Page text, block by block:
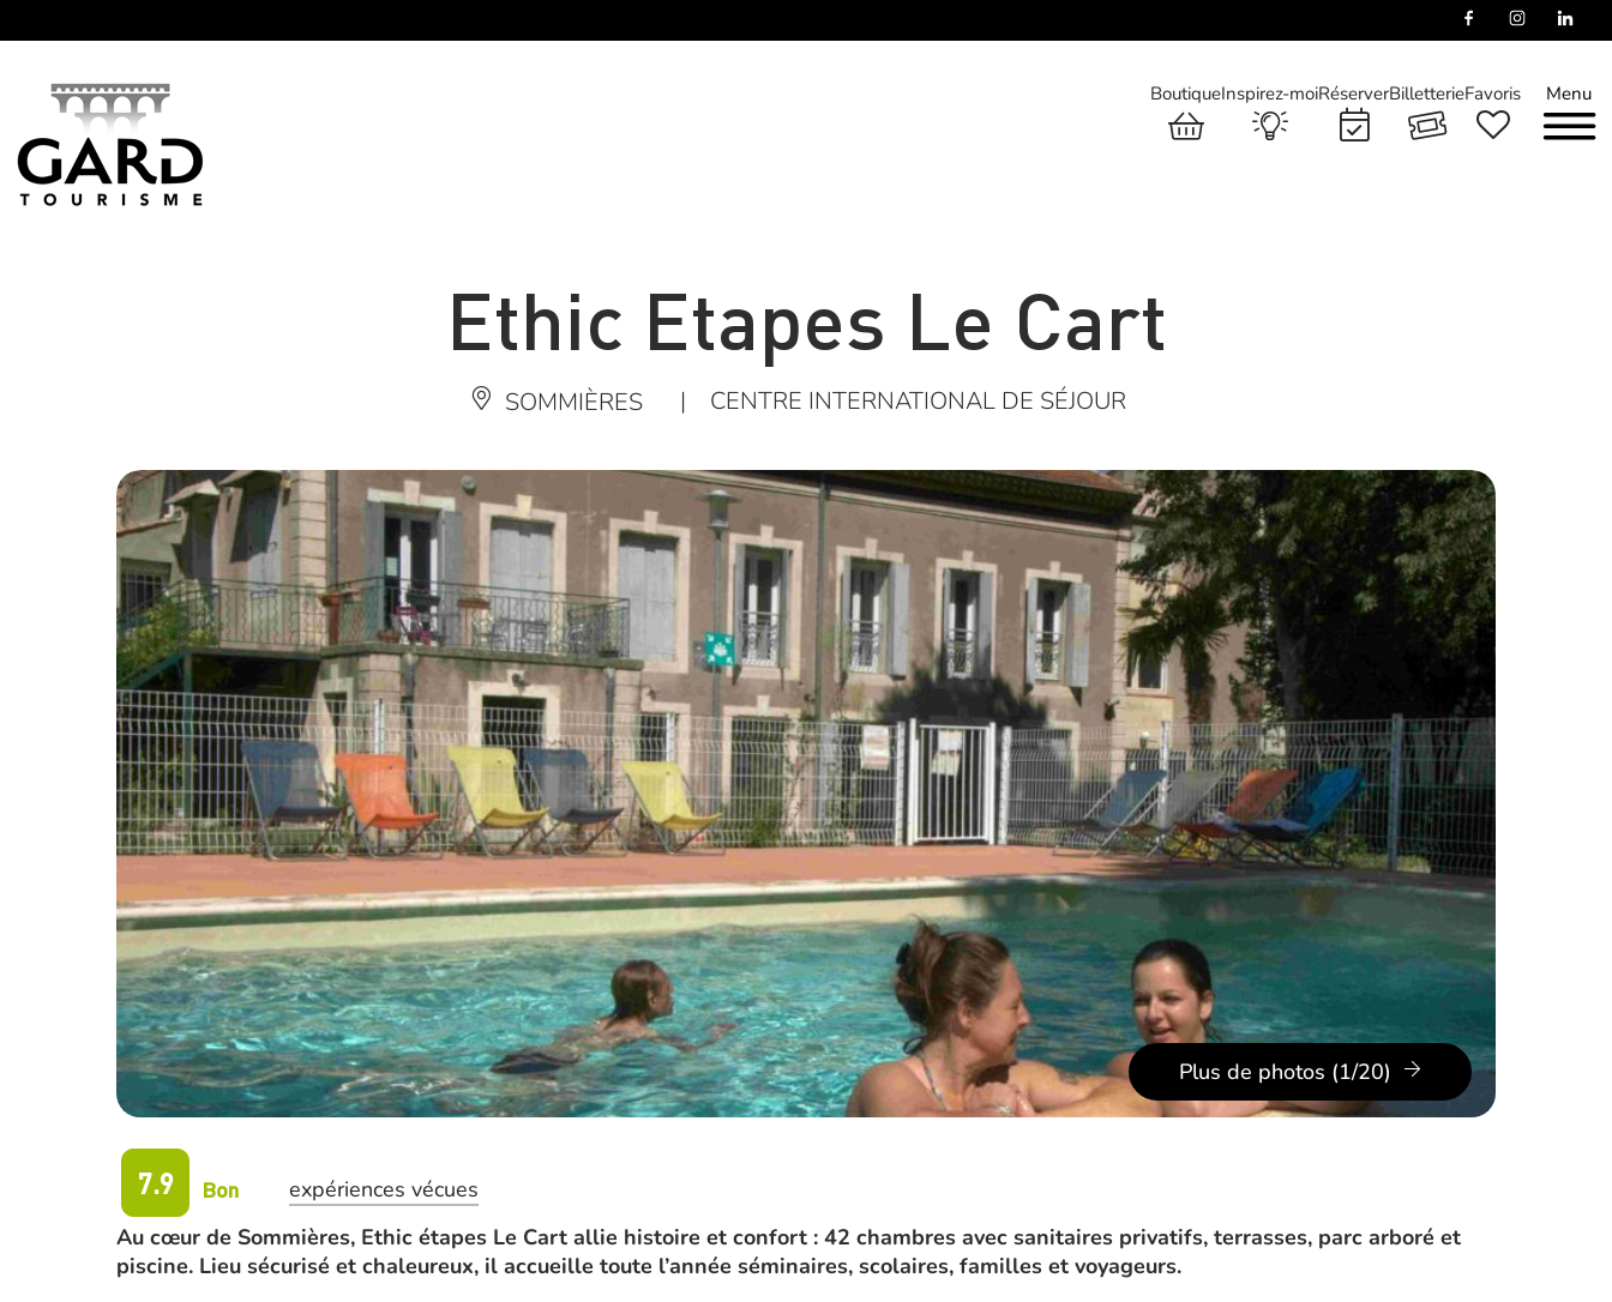
Menu
BoutiqueInspirez-moiRéserverBilletterieFavoris
Ethic Etapes Le Cart
SOMMIÈRES | CENTRE INTERNATIONAL DE SÉJOUR
Plus de photos (1/20)
7.9 Bon
expériences vécues
Au cœur de Sommières, Ethic étapes Le Cart allie histoire et confort : 42 chambres avec sanitaires privatifs, terrasses, parc arboré et
piscine. Lieu sécurisé et chaleureux, il accueille toute l’année séminaires, scolaires, familles et voyageurs.